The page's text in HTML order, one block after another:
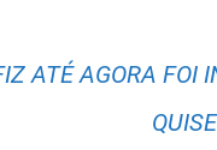
ATÉ AGORA